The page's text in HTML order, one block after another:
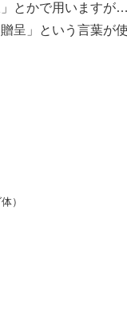
とかで用いますが
呈」という言葉が
）